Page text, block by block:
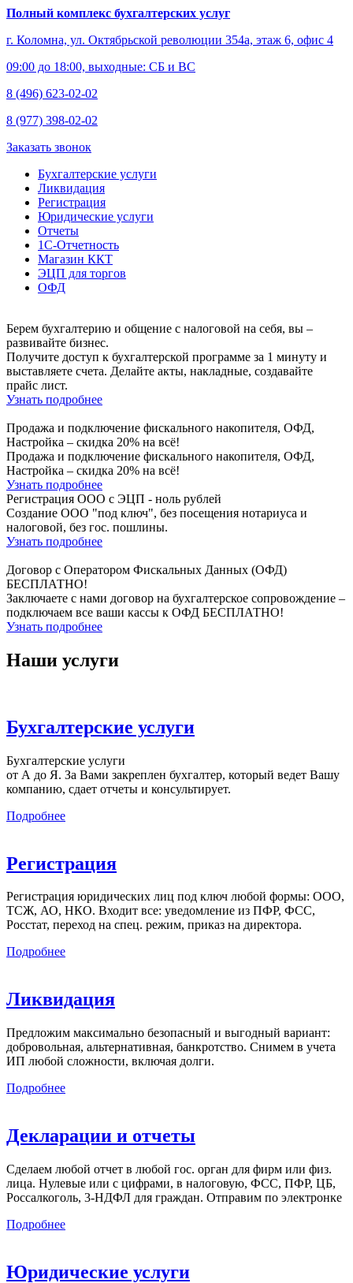
Полный комплекс бухгалтерских услуг
г. Коломна, ул. Октябрьской революции 354а, этаж 6, офис 4
09:00 до 18:00, выходные: СБ и ВС
8 (496) 623-02-02
8 (977) 398-02-02
Заказать звонок
Бухгалтерские услуги
Ликвидация
Регистрация
Юридические услуги
Отчеты
1С-Отчетность
Магазин ККТ
ЭЦП для торгов
ОФД
Берем бухгалтерию и общение с налоговой на себя, вы –
развивайте бизнес.
Получите доступ к бухгалтерской программе за 1 минуту и
выставляете счета. Делайте акты, накладные, создавайте
прайс лист.
Узнать подробнее
Продажа и подключение фискального накопителя, ОФД,
Настройка – скидка 20% на всё!
Продажа и подключение фискального накопителя, ОФД,
Настройка – скидка 20% на всё!
Узнать подробнее
Регистрация ООО с ЭЦП - ноль рублей
Создание ООО "под ключ", без посещения нотариуса и
налоговой, без гос. пошлины.
Узнать подробнее
Договор с Оператором Фискальных Данных (ОФД)
БЕСПЛАТНО!
Заключаете с нами договор на бухгалтерское сопровождение –
подключаем все ваши кассы к ОФД БЕСПЛАТНО!
Узнать подробнее
Наши услуги
Бухгалтерские услуги
Бухгалтерские услуги
от А до Я. За Вами закреплен бухгалтер, который ведет Вашу
компанию, сдает отчеты и консультирует.
Подробнее
Регистрация
Регистрация юридических лиц под ключ любой формы: ООО,
ТСЖ, АО, НКО. Входит все: уведомление из ПФР, ФСС,
Росстат, переход на спец. режим, приказ на директора.
Подробнее
Ликвидация
Предложим максимально безопасный и выгодный вариант:
добровольная, альтернативная, банкротство. Снимем в учета
ИП любой сложности, включая долги.
Подробнее
Декларации и отчеты
Сделаем любой отчет в любой гос. орган для фирм или физ.
лица. Нулевые или с цифрами, в налоговую, ФСС, ПФР, ЦБ,
Россалкоголь, 3-НДФЛ для граждан. Отправим по электронке
Подробнее
Юридические услуги